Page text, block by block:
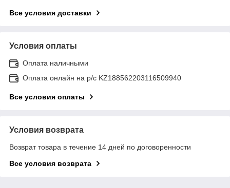
Все условия доставки
Условия оплаты
Оплата наличными
Оплата онлайн на р/с KZ188562203116509940
Все условия оплаты
Условия возврата
Возврат товара в течение 14 дней по договоренности
Все условия возврата